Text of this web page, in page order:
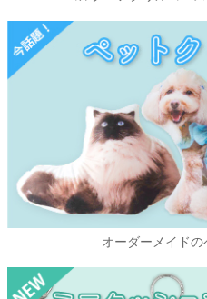
オーダーメイド